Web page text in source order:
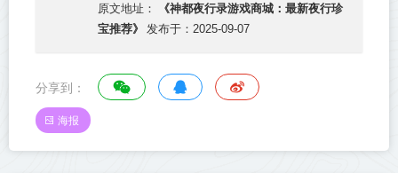
原文地址：
《神都夜行录游戏商城：最新夜行珍
宝推荐》
发布于：2025-09-07
分享到：
海报